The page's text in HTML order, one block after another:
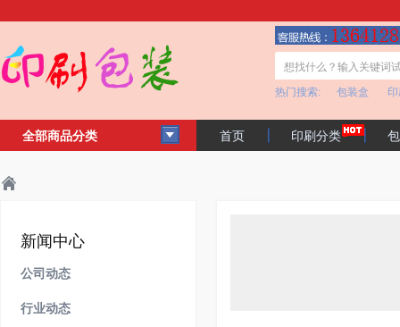
热门搜索: 包装盒
全部商品分类 首页 印刷分类
新闻中心
公司动态
行业动态